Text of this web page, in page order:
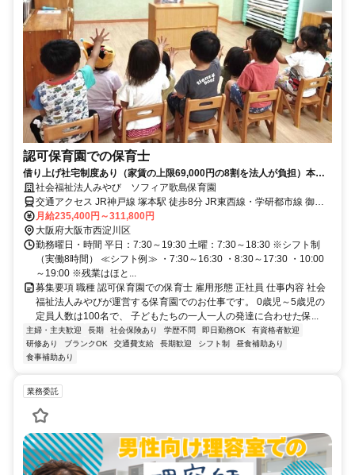
認可保育園での保育士
借り上げ社宅制度あり（家賃の上限69,000円の8割を法人が負担）本人
負担2割（共益費を含む）
社会福祉法人みやび ソフィア歌島保育園
交通アクセス JR神戸線 塚本駅 徒歩8分 JR東西線・学研都市線 御幣
島駅 徒歩13分
月給235,400円～311,800円
大阪府大阪市西淀川区
勤務曜日・時間 平日：7:30～19:30 土曜：7:30～18:30 ※シフト制
（実働8時間） ≪シフト例≫ ・7:30～16:30 ・8:30～17:30 ・10:00
～19:00 ※残業はほと...
募集要項 職種 認可保育園での保育士 雇用形態 正社員 仕事内容 社会
福祉法人みやびが運営する保育園でのお仕事です。 0歳児～5歳児の
定員人数は100名で、 子どもたちの一人一人の発達に合わせた保...
主婦・主夫歓迎 長期 社会保険あり 学歴不問 即日勤務OK
有資格者歓迎
研修あり
ブランクOK 交通費支給 長期歓迎 シフト制
昼食補助あり
食事補助あり
業務委託